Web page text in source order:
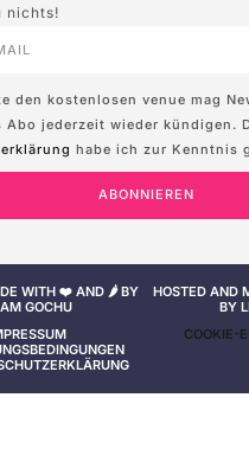
nichts!
den kostenlosen venue mag
Abo jederzeit wieder kündigen.
habe ich zur Kenntnis
ABONNIEREN
WITH ❤️ AND 🌶️ BY
GOCHU
HOSTED AND
BY
COOKIE-